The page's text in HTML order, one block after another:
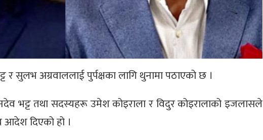
सुलभ अग्रवाललाई पुर्पक्षका लागि थुनामा पठाएको छ ।
भट्ट तथा सदस्यहरू उमेश कोइराला र विदुर कोइरालाको इजलासले
आदेश दिएको हो ।